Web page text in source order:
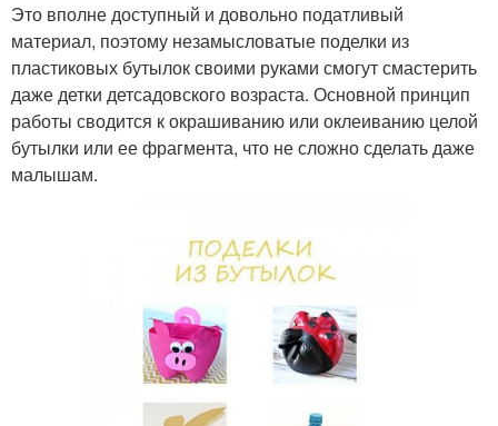
Это вполне доступный и довольно податливый
материал, поэтому незамысловатые поделки из
пластиковых бутылок своими руками смогут смастерить
даже детки детсадовского возраста. Основной принцип
работы сводится к окрашиванию или оклеиванию целой
бутылки или ее фрагмента, что не сложно сделать даже
малышам.